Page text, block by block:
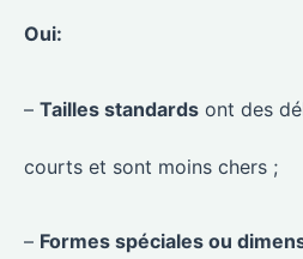
Oui:
– Tailles standards ont des
courts et sont moins chers ;
– Formes spéciales ou